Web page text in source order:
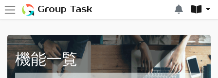
Group Task
機能一覧